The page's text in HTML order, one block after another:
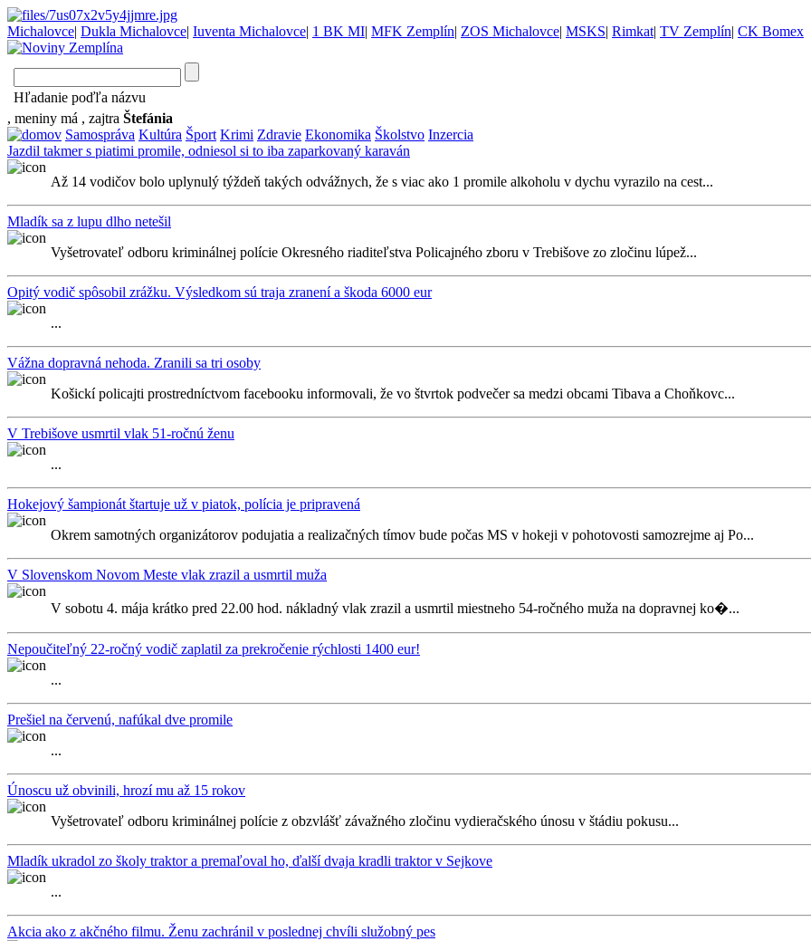
Michalovce| Dukla Michalovce| Iuventa Michalovce| 1 BK MI| MFK Zemplín| ZOS Michalovce| MSKS| Rimkat| TV Zemplín| CK Bomex
Hľadanie poďľa názvu
, meniny má , zajtra Štefánia
Samospráva Kultúra Šport Krimi Zdravie Ekonomika Školstvo Inzercia
Jazdil takmer s piatimi promile, odniesol si to iba zaparkovaný karaván
Až 14 vodičov bolo uplynulý týždeň takých odvážnych, že s viac ako 1 promile alkoholu v dychu vyrazilo na cest...
Mladík sa z lupu dlho netešil
Vyšetrovateľ odboru kriminálnej polície Okresného riaditeľstva Policajného zboru v Trebišove zo zločinu lúpež...
Opitý vodič spôsobil zrážku. Výsledkom sú traja zranení a škoda 6000 eur
...
Vážna dopravná nehoda. Zranili sa tri osoby
Košickí policajti prostredníctvom facebooku informovali, že vo štvrtok podvečer sa medzi obcami Tibava a Choňkovc...
V Trebišove usmrtil vlak 51-ročnú ženu
...
Hokejový šampionát štartuje už v piatok, polícia je pripravená
Okrem samotných organizátorov podujatia a realizačných tímov bude počas MS v hokeji v pohotovosti samozrejme aj Po...
V Slovenskom Novom Meste vlak zrazil a usmrtil muža
V sobotu 4. mája krátko pred 22.00 hod. nákladný vlak zrazil a usmrtil miestneho 54-ročného muža na dopravnej ko�...
Nepoučiteľný 22-ročný vodič zaplatil za prekročenie rýchlosti 1400 eur!
...
Prešiel na červenú, nafúkal dve promile
...
Únoscu už obvinili, hrozí mu až 15 rokov
Vyšetrovateľ odboru kriminálnej polície z obzvlášť závažného zločinu vydieračského únosu v štádiu pokusu...
Mladík ukradol zo školy traktor a premaľoval ho, ďalší dvaja kradli traktor v Sejkove
...
Akcia ako z akčného filmu. Ženu zachránil v poslednej chvíli služobný pes